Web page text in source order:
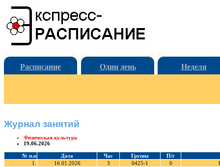
Расписание Один день Неделя
Журнал занятий
Физическая культура
19.06.2026
№ п.п Дата Час Группа
П/г
1.
16.01.2026 3 0425-1 0